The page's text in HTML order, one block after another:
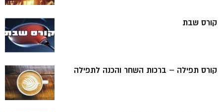
קורס שבת
קורס תפילה – ברכות השחר והכנה לתפילה